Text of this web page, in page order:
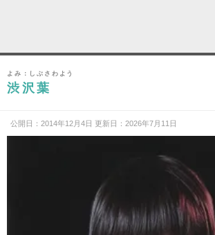
よみ：しぶさわよう
渋沢葉
公開日：2014年12月4日 更新日：2026年7月11日